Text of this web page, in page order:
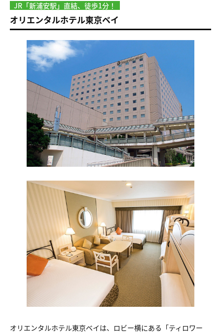
JR「新浦安駅」直結、徒歩1分！
オリエンタルホテル東京ベイ
オリエンタルホテル東京ベイは、ロビー横にある「ティロワー